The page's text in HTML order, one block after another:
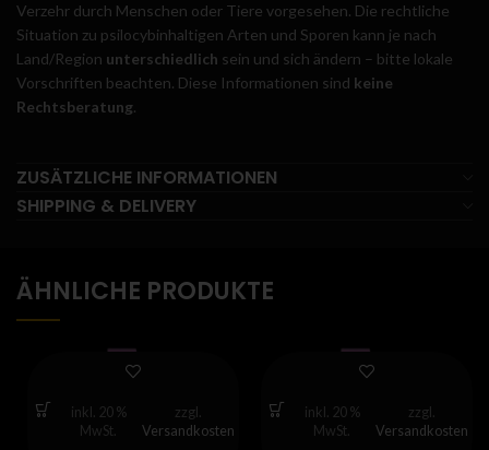
Verzehr durch Menschen oder Tiere vorgesehen. Die rechtliche
Situation zu psilocybinhaltigen Arten und Sporen kann je nach
Land/Region unterschiedlich sein und sich ändern – bitte lokale
Vorschriften beachten. Diese Informationen sind keine
Rechtsberatung.
ZUSÄTZLICHE INFORMATIONEN
SHIPPING & DELIVERY
ÄHNLICHE PRODUKTE
inkl. 20 %
MwSt.
zzgl.
Versandkosten
inkl. 20 %
MwSt.
zzgl.
Versandkosten